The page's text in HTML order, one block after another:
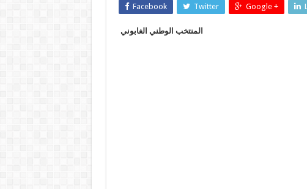
Facebook Twitter Google +
المنتخب الوطني الغابوني